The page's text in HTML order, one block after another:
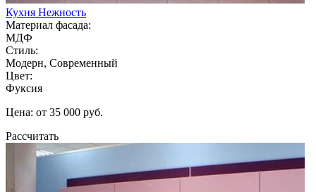
Кухня Нежность
Материал фасада:
МДФ
Стиль:
Модерн, Современный
Цвет:
Фуксия
Цена: от 35 000 руб.
Рассчитать